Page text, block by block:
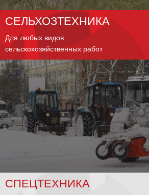
СЕЛЬХОЗТЕХНИКА
Для любых видов
сельскохозяйственных работ
СПЕЦТЕХНИКА